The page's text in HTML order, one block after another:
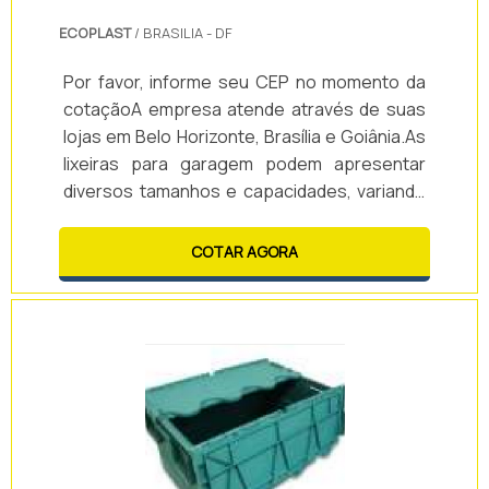
ECOPLAST/ BRASILIA - DF
Por favor, informe seu CEP no momento da
cotaçãoA empresa atende através de suas
lojas em Belo Horizonte, Brasília e Goiânia.As
lixeiras para garagem podem apresentar
diversos tamanhos e capacidades, variando
apresentadas pelos clientes.Elas colaboram
para que o ambiente fique limpo e
organizado, também evitando que os
ambientes para descartar o lixo.Benefícios
das lixeiras: - Agilidade; - Modernidade; -
Limpeza; - Organizaç.
COTAR AGORA